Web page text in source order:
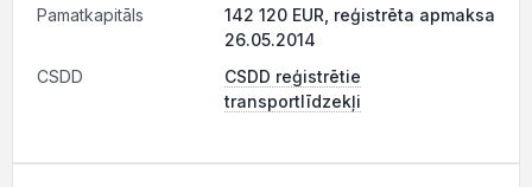
Pamatkapitāls
142 120 EUR, reģistrēta apmaksa
26.05.2014
CSDD
CSDD reģistrētie
transportlīdzekļi